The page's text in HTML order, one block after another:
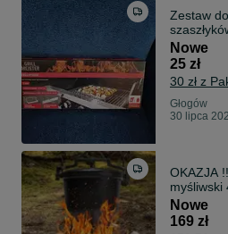
Zestaw
Nowe
25 zł
30 zł z
Głogów
30 lipca
OKAZJA
myśliwski
GRATIS !!!
Nowe
169 zł